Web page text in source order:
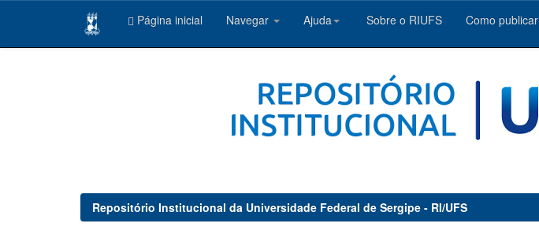
Página inicial Navegar Ajuda Sobre o RIUFS Como publicar
Repositório Institucional da Universidade Federal de Sergipe - RI/UFS